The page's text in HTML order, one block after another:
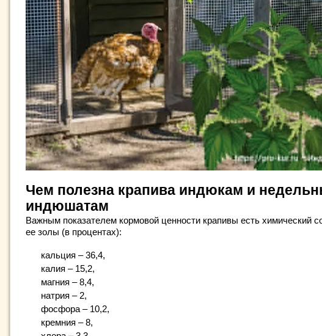
Чем полезна крапива индюкам и
индюшатам
Важным показателем кормовой ценности крапивы есть химический
ее золы (в процентах):
кальция – 36,4,
калия – 15,2,
магния – 8,4,
натрия – 2,
фосфора – 10,2,
кремния – 8,